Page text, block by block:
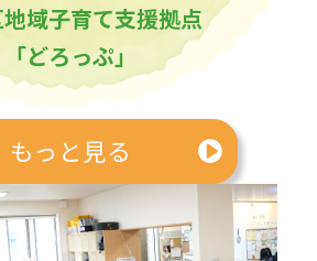
域子育て支援拠点
「どろっぷ」
もっと見る